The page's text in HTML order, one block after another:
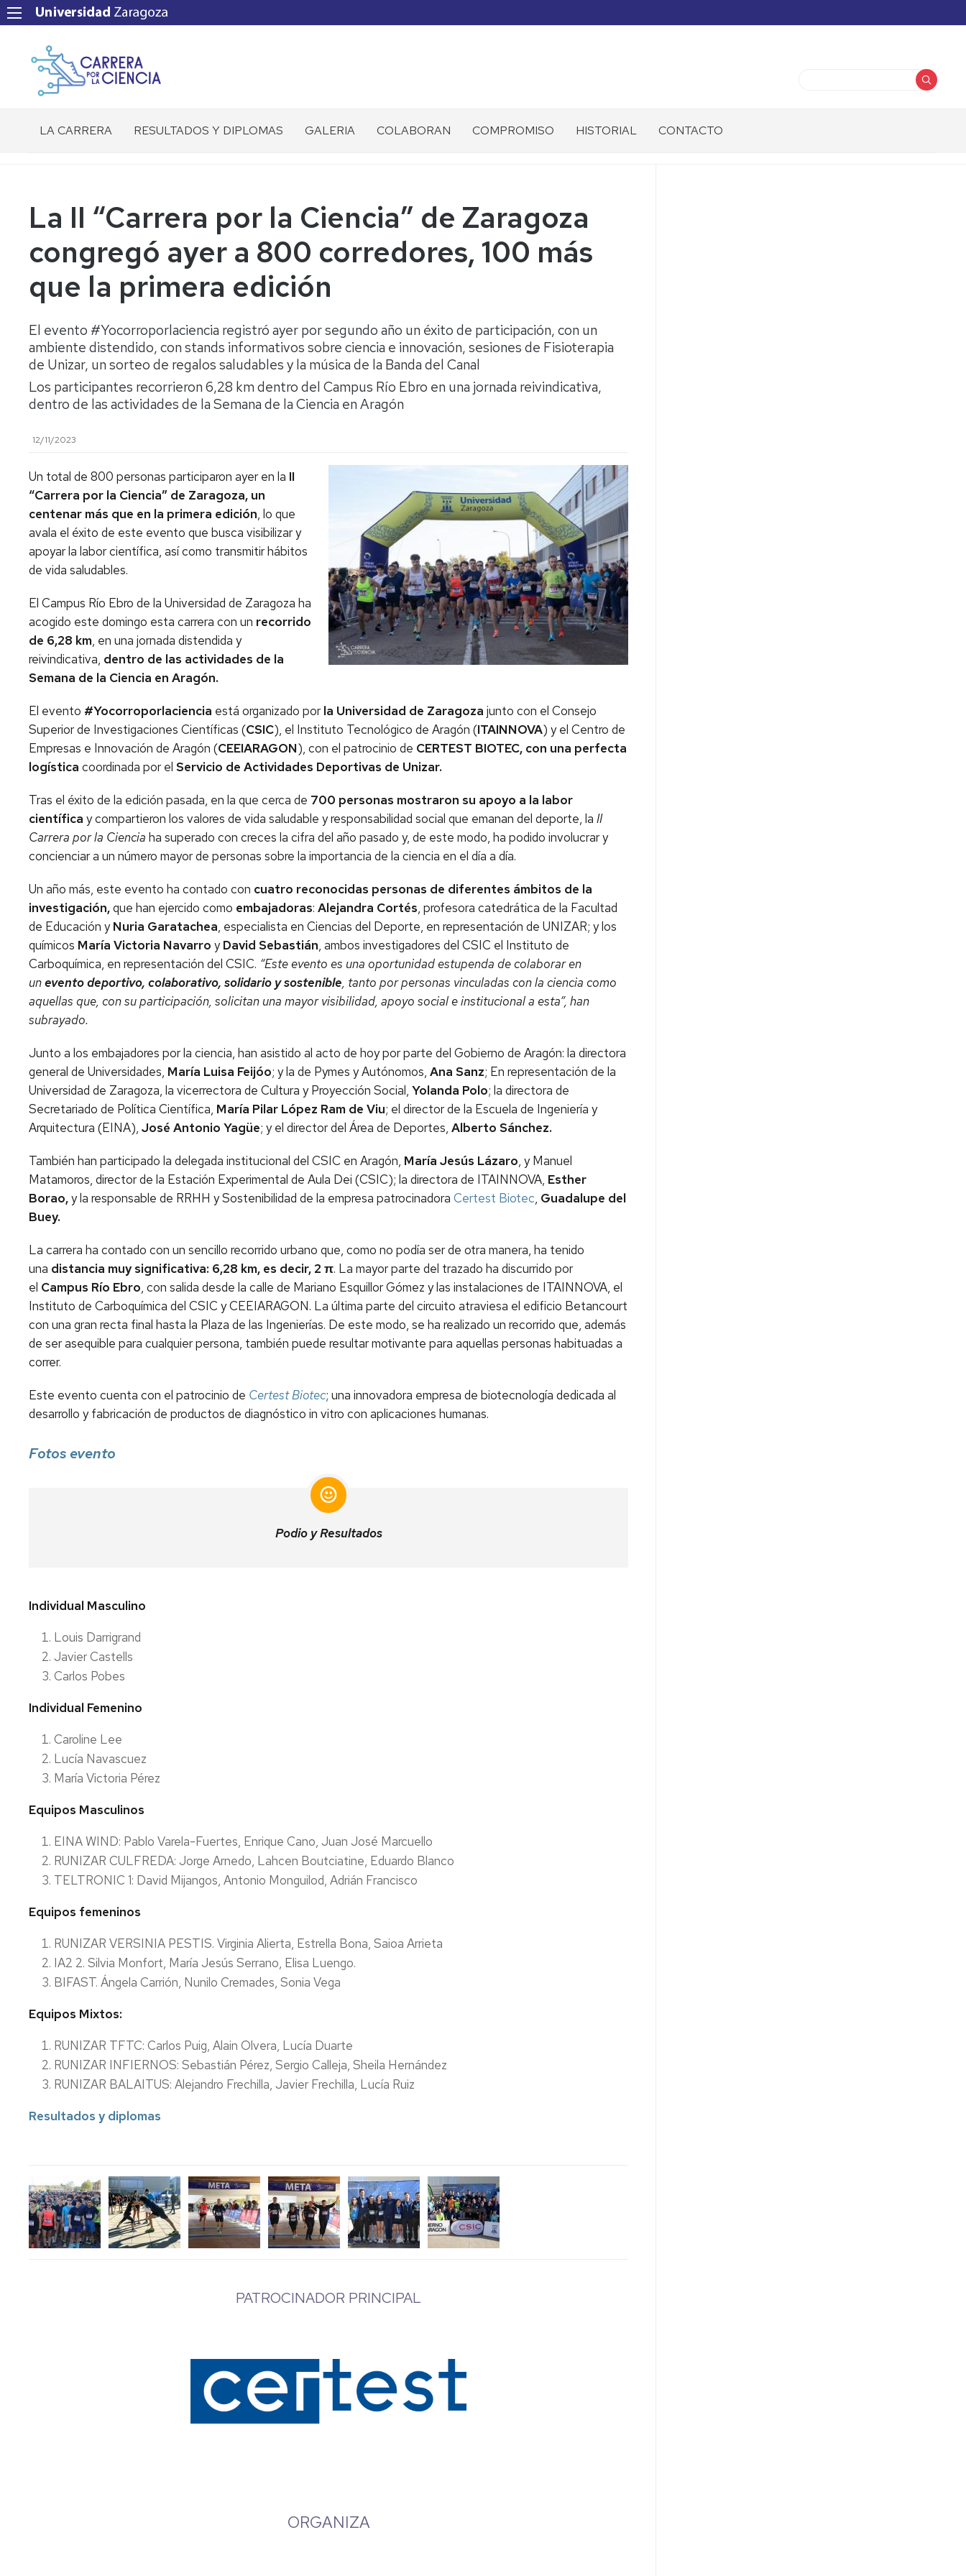
LA CARRERA
Recorrido
a
participantes
Preguntas
Frecuentes
Reglamento
RESULTADOS Y DIPLOMAS GALERIA COLABORAN COMPROMISO HISTORIAL CONTACTO
La II “Carrera por la Ciencia” de Zaragoza
congregó ayer a 800 corredores, 100 más
que la primera edición
El evento #Yocorroporlaciencia registró ayer por segundo año un éxito de participación, con un
ambiente distendido, con stands informativos sobre ciencia e innovación, sesiones de Fisioterapia
de Unizar, un sorteo de regalos saludables y la música de la Banda del Canal
Los participantes recorrieron 6,28 km dentro del Campus Río Ebro en una jornada reivindicativa,
dentro de las actividades de la Semana de la Ciencia en Aragón
12/11/2023
Un total de 800 personas participaron ayer en la II
“Carrera por la Ciencia” de Zaragoza, un
centenar más que en la primera edición, lo que
avala el éxito de este evento que busca visibilizar y
apoyar la labor científica, así como transmitir hábitos
de vida saludables.
El Campus Río Ebro de la Universidad de Zaragoza ha
acogido este domingo esta carrera con un recorrido
de 6,28 km, en una jornada distendida y
reivindicativa, dentro de las actividades de la
Semana de la Ciencia en Aragón.
El evento #Yocorroporlaciencia está organizado porla Universidad de Zaragoza junto con el Consejo
Superior de Investigaciones Científicas (CSIC), el Instituto Tecnológico de Aragón (ITAINNOVA) y el Centro de
Empresas e Innovación de Aragón (CEEIARAGON), con el patrocinio de CERTEST BIOTEC, con una perfecta
logística coordinada por el Servicio de Actividades Deportivas de Unizar.
Tras el éxito de la edición pasada, en la que cerca de 700 personas mostraron su apoyo a la labor
científica y compartieron los valores de vida saludable y responsabilidad social que emanan del deporte, la II
Carrera por la Ciencia ha superado con creces la cifra del año pasado y, de este modo, ha podido involucrar y
concienciar a un número mayor de personas sobre la importancia de la ciencia en el día a día.
Un año más, este evento ha contado con cuatro reconocidas personas de diferentes ámbitos de la
investigación,que han ejercido como embajadoras: Alejandra Cortés, profesora catedrática de la Facultad
de Educación yNuria Garatachea, especialista en Ciencias del Deporte, en representación de UNIZAR; y los
químicos María Victoria Navarro yDavid Sebastián, ambos investigadores del CSIC el Instituto de
Carboquímica, en representación del CSIC. “Este evento es una oportunidad estupenda de colaborar en
unevento deportivo, colaborativo, solidario y sostenible, tanto por personas vinculadas con la ciencia como
aquellas que, con su participación, solicitan una mayor visibilidad, apoyo social e institucional a esta”, han
subrayado.
Junto a los embajadores por la ciencia, han asistido al acto de hoy por parte del Gobierno de Aragón: la directora
general de Universidades, María Luisa Feijóo; y la de Pymes y Autónomos, Ana Sanz; En representación de la
Universidad de Zaragoza, la vicerrectora de Cultura y Proyección Social, Yolanda Polo; la directora de
Secretariado de Política Científica, María Pilar López Ram de Viu; el director de la Escuela de Ingeniería y
Arquitectura (EINA), José Antonio Yagüe; y el director del Área de Deportes, Alberto Sánchez.
También han participado la delegada institucional del CSIC en Aragón, María Jesús Lázaro, y Manuel
Matamoros, director de la Estación Experimental de Aula Dei (CSIC); la directora de ITAINNOVA, Esther
Borao,y la responsable de RRHH y Sostenibilidad de la empresa patrocinadora Certest Biotec, Guadalupe del
Buey.
La carrera ha contado con un sencillo recorrido urbano que, como no podía ser de otra manera, ha tenido
una distancia muy significativa: 6,28 km, es decir, 2 π. La mayor parte del trazado ha discurrido por
el Campus Río Ebro, con salida desde la calle de Mariano Esquillor Gómez y las instalaciones de ITAINNOVA, el
Instituto de Carboquímica del CSIC y CEEIARAGON. La última parte del circuito atraviesa el edificio Betancourt
con una gran recta final hasta la Plaza de las Ingenierías. De este modo, se ha realizado un recorrido que, además
de ser asequible para cualquier persona, también puede resultar motivante para aquellas personas habituadas a
correr.
Este evento cuenta con el patrocinio de Certest Biotec; una innovadora empresa de biotecnología dedicada al
desarrollo y fabricación de productos de diagnóstico in vitro con aplicaciones humanas.
Fotos evento
Podio y Resultados
Individual Masculino
Louis Darrigrand
Javier Castells
Carlos Pobes
Individual Femenino
Caroline Lee
Lucía Navascuez
María Victoria Pérez
Equipos Masculinos
EINA WIND: Pablo Varela-Fuertes, Enrique Cano, Juan José Marcuello
RUNIZAR CULFREDA: Jorge Arnedo, Lahcen Boutciatine, Eduardo Blanco
TELTRONIC 1: David Mijangos, Antonio Monguilod, Adrián Francisco
Equipos femeninos
RUNIZAR VERSINIA PESTIS. Virginia Alierta, Estrella Bona, Saioa Arrieta
IA2 2. Silvia Monfort, María Jesús Serrano, Elisa Luengo.
BIFAST. Ángela Carrión, Nunilo Cremades, Sonia Vega
Equipos Mixtos:
RUNIZAR TFTC: Carlos Puig, Alain Olvera, Lucía Duarte
RUNIZAR INFIERNOS: Sebastián Pérez, Sergio Calleja, Sheila Hernández
RUNIZAR BALAITUS: Alejandro Frechilla, Javier Frechilla, Lucía Ruiz
Resultados y diplomas
PATROCINADOR PRINCIPAL
ORGANIZA